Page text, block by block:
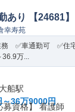
あり 【24681】
幸寿苑
務 ✅車通勤可 ✅住
36.9万...
船駅
～36万9000円
募資格】 看護師